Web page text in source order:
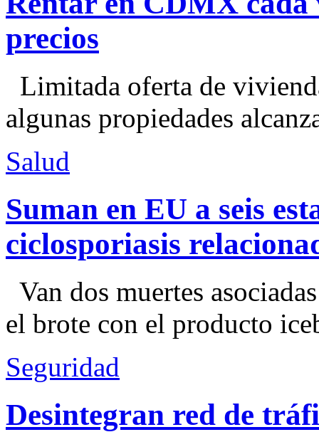
precios
Limitada oferta de
algunas propiedades
Salud
Suman en EU a seis
ciclosporiasis
Van dos muertes
el brote con el producto
Seguridad
Desintegran red de